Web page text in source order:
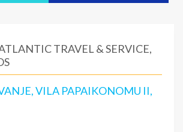
TRAVEL & SERVICE,
VILA PAPAIKONOMU II,